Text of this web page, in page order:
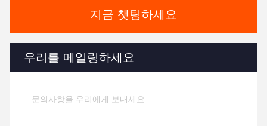
지금 챗팅하세요
우리를 메일링하세요